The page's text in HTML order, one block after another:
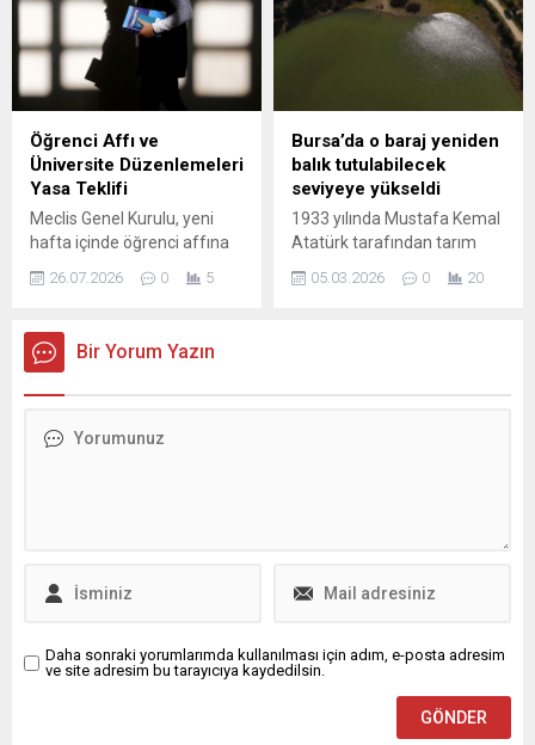
bölgedeki mülkiyet ve
kullanım haklarına ilişkin
önemli değişikliklere kapı
aralayarak bölgedeki hassas
dengelerde etkili olabilecek
bir adım olarak
değerlendiriliyor. Filistin
tarafı tasarıyı toprakların fiili
olarak...
yol, hem parti içi hem de
saha dinamikleri açısından
belirleyici olacak. Özel
beklerken aynı zamanda
alternatif siyasi yapılanma
üzerinde çalıştığı bildiriliyor.
Hazırlıklar; yeni bir parti...
Öğrenci Affı ve
Üniversite Düzenlemeleri
Yasa Teklifi
Meclis Genel Kurulu, yeni
hafta içinde öğrenci affına
ilişkin düzenlemeleri
görüşecek. Teklif, 2022
yararlanmayan öğrencilere
yeni başvuru hakkı getiriyor
sağlıyor. Başvuru sürecine
26.07.2026 0 5
Bursa’da o baraj yeniden
balık tutulabilecek
seviyeye yükseldi
1933 yılında Mustafa Kemal
Atatürk tarafından tarım
arazilerini sulamak için
Bursa'nın Kestel ilçesine
05.03.2026 0 20
Bir Yorum Yazın
Daha sonraki yorumlarımda kullanılması için adım, e-posta adresim
ve site adresim bu tarayıcıya kaydedilsin.